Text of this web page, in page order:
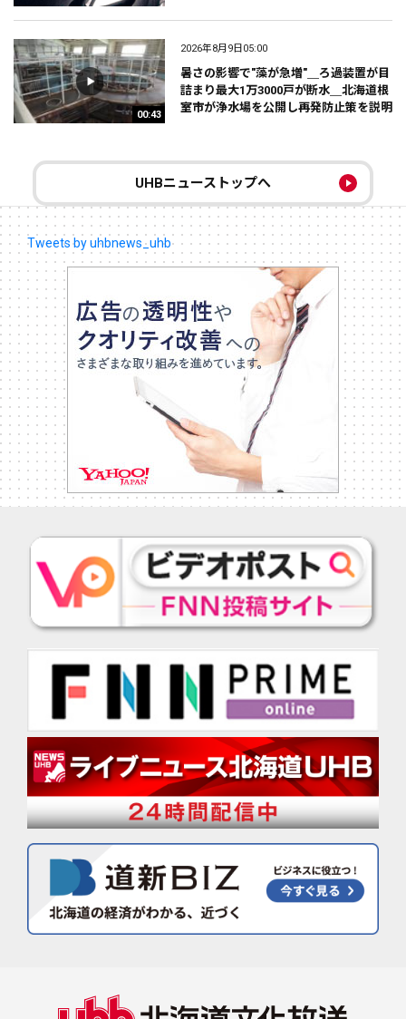
00:43
2026年8月9日05:00
暑さの影響で"藻が急増"＿ろ過装置が目
詰まり最大1万3000戸が断水＿北海道根
室市が浄水場を公開し再発防止策を説明
UHBニューストップへ
Tweets by uhbnews_uhb